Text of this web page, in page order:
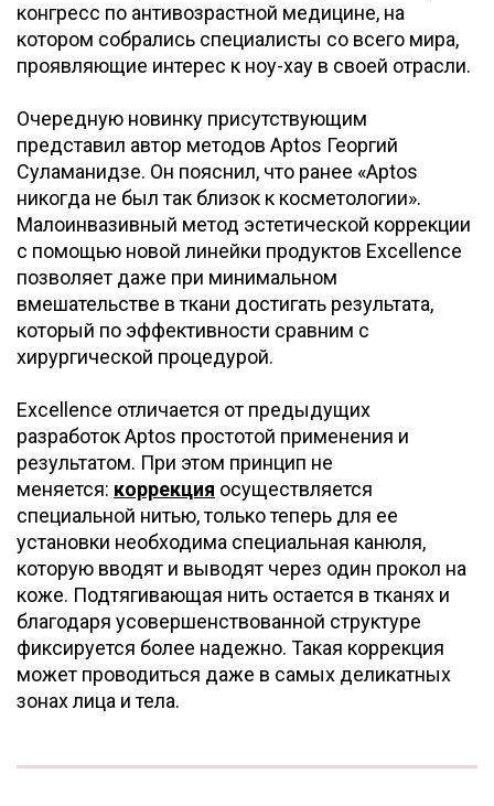
конгресс по антивозрастной медицине, на
котором собрались специалисты со всего мира,
проявляющие интерес к ноу-хау в своей отрасли.
Очередную новинку присутствующим
представил автор методов Aptos Георгий
Суламанидзе. Он пояснил, что ранее «Aptos
никогда не был так близок к косметологии».
Малоинвазивный метод эстетической коррекции
с помощью новой линейки продуктов Excellence
позволяет даже при минимальном
вмешательстве в ткани достигать результата,
который по эффективности сравним с
хирургической процедурой.
Excellence отличается от предыдущих
разработок Aptos простотой применения и
результатом. При этом принцип не
меняется: коррекция осуществляется
специальной нитью, только теперь для ее
установки необходима специальная канюля,
которую вводят и выводят через один прокол на
коже. Подтягивающая нить остается в тканях и
благодаря усовершенствованной структуре
фиксируется более надежно. Такая коррекция
может проводиться даже в самых деликатных
зонах лица и тела.